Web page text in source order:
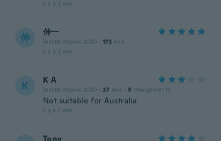
il y a 2 ans
伸 伸一
Inscrit depuis 2020 · 172 avis
il y a 2 ans
K K A
Inscrit depuis 2020 · 27 avis · 3 chargements
Not suitable for Australia
il y a 2 ans
Tony